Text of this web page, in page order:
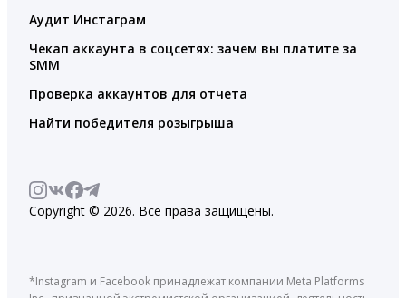
Аудит Инстаграм
Чекап аккаунта в соцсетях: зачем вы платите за
SMM
Проверка аккаунтов для отчета
Найти победителя розыгрыша
Copyright © 2026. Все права защищены.
*Instagram и Facebook принадлежат компании Meta Platforms